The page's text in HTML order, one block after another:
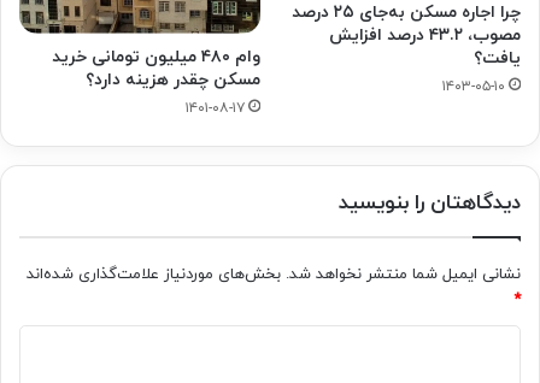
چرا اجاره مسکن به‌جای ۲۵ درصد
مصوب، ۴۳.۲ درصد افزایش
یافت؟
۱۴۰۳-۰۵-۱۰
وام ۴۸۰ میلیون تومانی خرید
مسکن چقدر هزینه دارد؟
۱۴۰۱-۰۸-۱۷
دیدگاهتان را بنویسید
نشانی ایمیل شما منتشر نخواهد شد. بخش‌های موردنیاز علامت‌گذاری شده‌اند
*